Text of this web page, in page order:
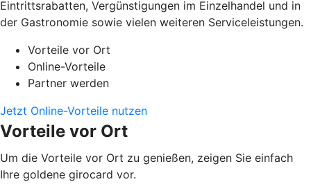
Eintrittsrabatten, Vergünstigungen im Einzelhandel und in
der Gastronomie sowie vielen weiteren Serviceleistungen.
Vorteile vor Ort
Online-Vorteile
Partner werden
Jetzt Online-Vorteile nutzen
Vorteile vor Ort
Um die Vorteile vor Ort zu genießen, zeigen Sie einfach
Ihre goldene girocard vor.